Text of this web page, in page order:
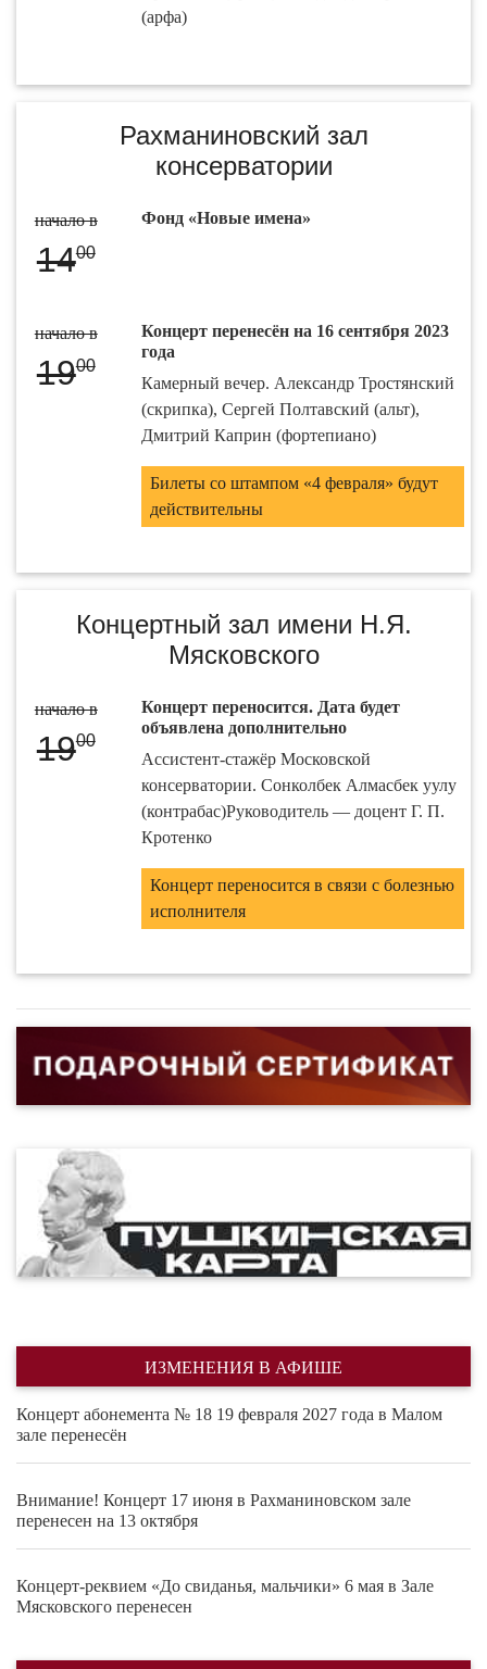
(арфа)
Рахманиновский зал
консерватории
начало в
1400
Фонд «Новые имена»
начало в
1900
Концерт перенесён на 16 сентября 2023
года
Камерный вечер. Александр Тростянский
(скрипка), Сергей Полтавский (альт),
Дмитрий Каприн (фортепиано)
Билеты со штампом «4 февраля» будут
действительны
Концертный зал имени Н.Я.
Мясковского
начало в
1900
Концерт переносится. Дата будет
объявлена дополнительно
Ассистент-стажёр Московской
консерватории. Сонколбек Алмасбек уулу
(контрабас)Руководитель — доцент Г. П.
Кротенко
Концерт переносится в связи с болезнью
исполнителя
ИЗМЕНЕНИЯ В АФИШЕ
Концерт абонемента № 18 19 февраля 2027 года в Малом
зале перенесён
Внимание! Концерт 17 июня в Рахманиновском зале
перенесен на 13 октября
Концерт-реквием «До свиданья, мальчики» 6 мая в Зале
Мясковского перенесен